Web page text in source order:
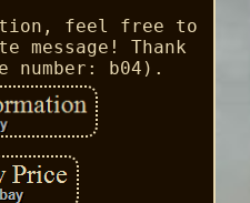
feel free to
message! Thank
number: b04).